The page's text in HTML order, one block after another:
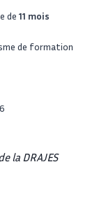
de 11 mois
de formation
la DRAJES